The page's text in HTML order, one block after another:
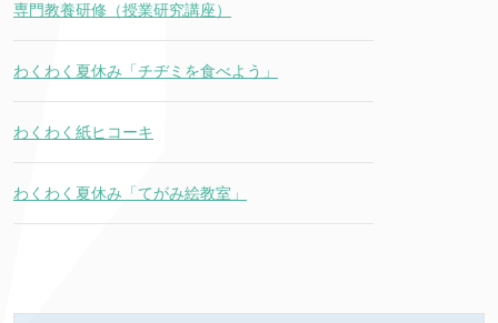
専門教養研修（授業研究講座）
わくわく夏休み「チヂミを食べよう」
わくわく紙ヒコーキ
わくわく夏休み「てがみ絵教室」